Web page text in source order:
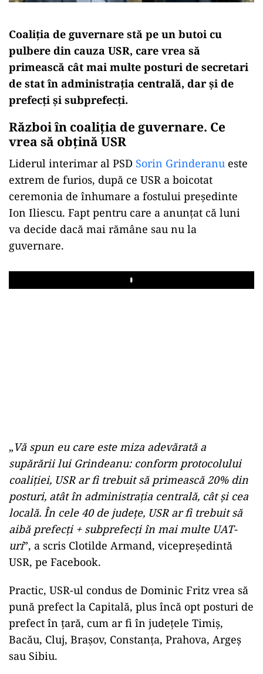
Coaliția de guvernare stă pe un butoi cu
pulbere din cauza USR, care vrea să
primească cât mai multe posturi de secretari
de stat în administrația centrală, dar și de
prefecți și subprefecți.
Război în coaliția de guvernare. Ce
vrea să obțină USR
Liderul interimar al PSD Sorin Grinderanu este
extrem de furios, după ce USR a boicotat
ceremonia de înhumare a fostului președinte
Ion Iliescu. Fapt pentru care a anunțat că luni
va decide dacă mai rămâne sau nu la
guvernare.
Play
„Vă spun eu care este miza adevărată a
supărării lui Grindeanu: conform protocolului
coaliţiei, USR ar fi trebuit să primească 20% din
posturi, atât în administraţia centrală, cât şi cea
locală. În cele 40 de judeţe, USR ar fi trebuit să
aibă prefecţi + subprefecţi în mai multe UAT-
uri”, a scris Clotilde Armand, vicepreședintă
USR, pe Facebook.
Practic, USR-ul condus de Dominic Fritz vrea să
pună prefect la Capitală, plus încă opt posturi de
prefect în țară, cum ar fi în județele Timiș,
Bacău, Cluj, Brașov, Constanța, Prahova, Argeș
sau Sibiu.